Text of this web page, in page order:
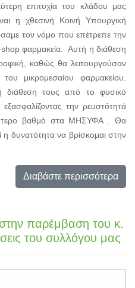
επιτυχία του κλάδου μας
η χθεσινή Κοινή Υπουργική
τον νόμο που επέτρεπε την
φαρμακεία. Αυτή η διάθεση
καθώς θα λειτουργούσαν
μικρομεσαίου φαρμακείου.
διάθεση τους από το φυσικό
την ρευστότητά
βαθμό στα ΜΗΣΥΦΑ . Θα
δυνατότητα να βρίσκομαι στην
Διαβάστε περισσότερα
παρέμβαση του κ.
του συλλόγου μας